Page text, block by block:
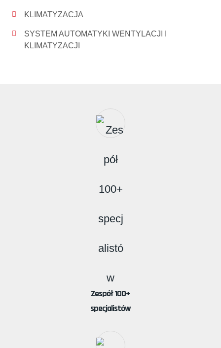
KLIMATYZACJA
SYSTEM AUTOMATYKI WENTYLACJI I
KLIMATYZACJI
Zespół 100+
specjalistów